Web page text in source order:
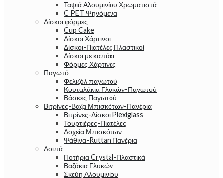
Ταψιά Αλουμινίου Χρωματιστά
C PET Ψηνόμενα
Δίσκοι φόρμες
Cup Cake
Δίσκοι Χάρτινοι
Δίσκοι-Πιατέλες Πλαστικοί
Δίσκοι με καπάκι
Φόρμες Χάρτινες
Παγωτό
Φελιζόλ παγωτού
Κουταλάκια Γλυκών-Παγωτού
Βάσκες Παγωτού
Βιτρίνες-Βαζα Μπισκότων-Πανέρια
Βιτρίνες-Δίσκοι Plexiglass
Τουρτιέρες-Πιατέλες
Δοχεία Μπισκότων
Ψάθινα-Ruttan Πανέρια
Λοιπά
Ποτήρια Crystal-Πλαστικά
Βαζάκια Γλυκών
Σκεύη Αλουμινίου